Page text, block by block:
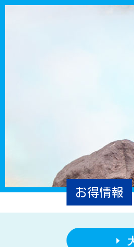
お得情報